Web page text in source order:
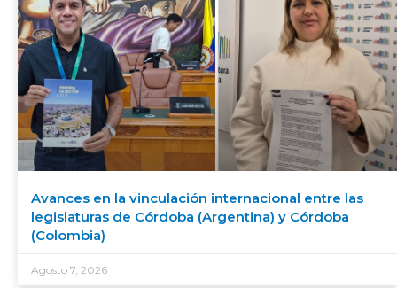
Avances en la vinculación internacional entre las
legislaturas de Córdoba (Argentina) y Córdoba
(Colombia)
Agosto 7, 2026